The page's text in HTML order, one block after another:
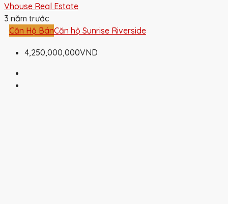
Vhouse Real Estate
3 năm trước
Căn Hộ BánCăn hộ Sunrise Riverside
4,250,000,000VND